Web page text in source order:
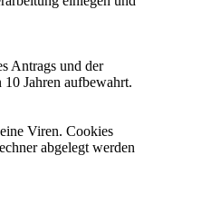
Antrags und der
Jahren aufbewahrt.
Viren. Cookies
abgelegt werden